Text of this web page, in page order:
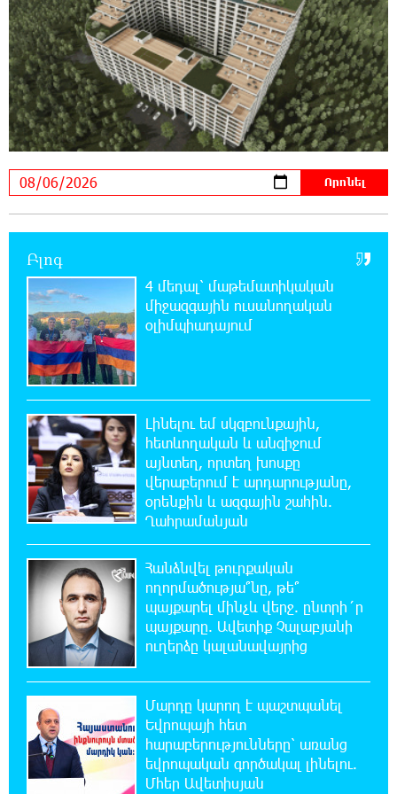
37 թիվն է. վաղը զանգը հնչելու է նույնիսկ
կատակ անողների համար. Մենուա
Սողոմոնյան
23:50:47 5-08-2026
Օգոստոսի 6-ին, 7-ին, 10-ին, 11-ին, 12-ին և
13-ին հարյուրավոր հասցեներում լույս չի
23:13:33 5-08-2026
Եվրոպայի մայրաքաղաքները գրանցում են
շոգի նոր ռեկորդներ
22:54:16 5-08-2026
Զովունի-Եղվարդ ճանապարհին բախվել են
«Alfa Romeo»-ն և «Opel»-ը. կա վիրավոր
22:44:25 5-08-2026
Անունս տալուց առաջ գոնե լվացվեք․ Էդմոն
Մարուքյան
22:40:10 5-08-2026
Այսօր մենք ունենք մի իրավիճակ, երբ որ
բանտերը լիքն են քաղբանտարկյալներով,
նորերին բերելու համար, քանի որ տեղ չկա, հերթափոխով
հներին ուղարկում են տնային կալանքի․ Անահիտ
Ադամյան
Իրանն ու Օմանը համաձայնեցրել են
Հորմուզի նեղուցով նոր երթուղու
կոորդինատները
22:35:49 5-08-2026
Բլոգ
4 մեդալ՝ մաթեմատիկական
միջազգային ուսանողական
օլիմպիադայում
Լինելու եմ սկզբունքային,
հետևողական և անզիջում
այնտեղ, որտեղ խոսքը
վերաբերում է արդարությանը,
օրենքին և ազգային շահին.
Ղահրամանյան
Հանձնվել թուրքական
ողորմածությա՞նը, թե՞
պայքարել մինչև վերջ. ընտրի´ր
պայքարը. Ավետիք Չալաբյանի
ուղերձը կալանավայրից
Մարդը կարող է պաշտպանել
Եվրոպայի հետ
հարաբերությունները՝ առանց
եվրոպական գործակալ լինելու.
Մհեր Ավետիսյան